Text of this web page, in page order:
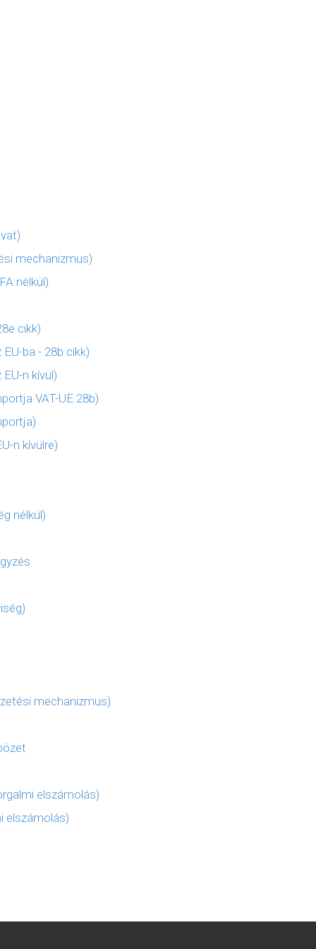
mechanizmus)
nélkül)
cikk)
ba - 28b cikk)
n kívül)
VAT-UE 28b)
n kívülre)
nélkül)
mechanizmus)
elszámolás)
elszámolás)